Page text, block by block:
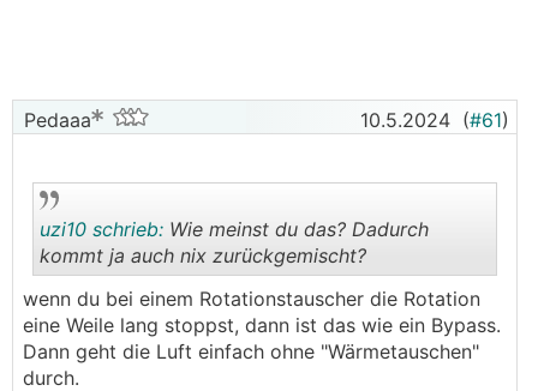
Bereiche in Österreich betroffen, wo es doch wärmer
und feuchter im Sommer ist.
Und kann denn das Problem nun gelöst werden?
Ja, wenn das so einfach wäre...
Darüber rätseln und philosophieren jeden Sommer
erneut unzählige Leute in verschiedenen
Haustechnik-Foren
Die "einfachste" Lösung ist es, trotz Flächenkühlung
noch eine Multisplit-Klimaanlage zu verbauen.
Pedaaa 10.5.2024 (#61)
.
uzi10 schrieb: Wie meinst du das? Dadurch
kommt ja auch nix zurückgemischt?
wenn du bei einem Rotationstauscher die Rotation
eine Weile lang stoppst, dann ist das wie ein Bypass.
Dann geht die Luft einfach ohne "Wärmetauschen"
durch.